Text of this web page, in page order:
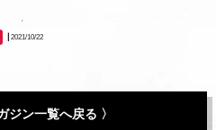
┃2021/10/22
ン一覧へ戻る 〉